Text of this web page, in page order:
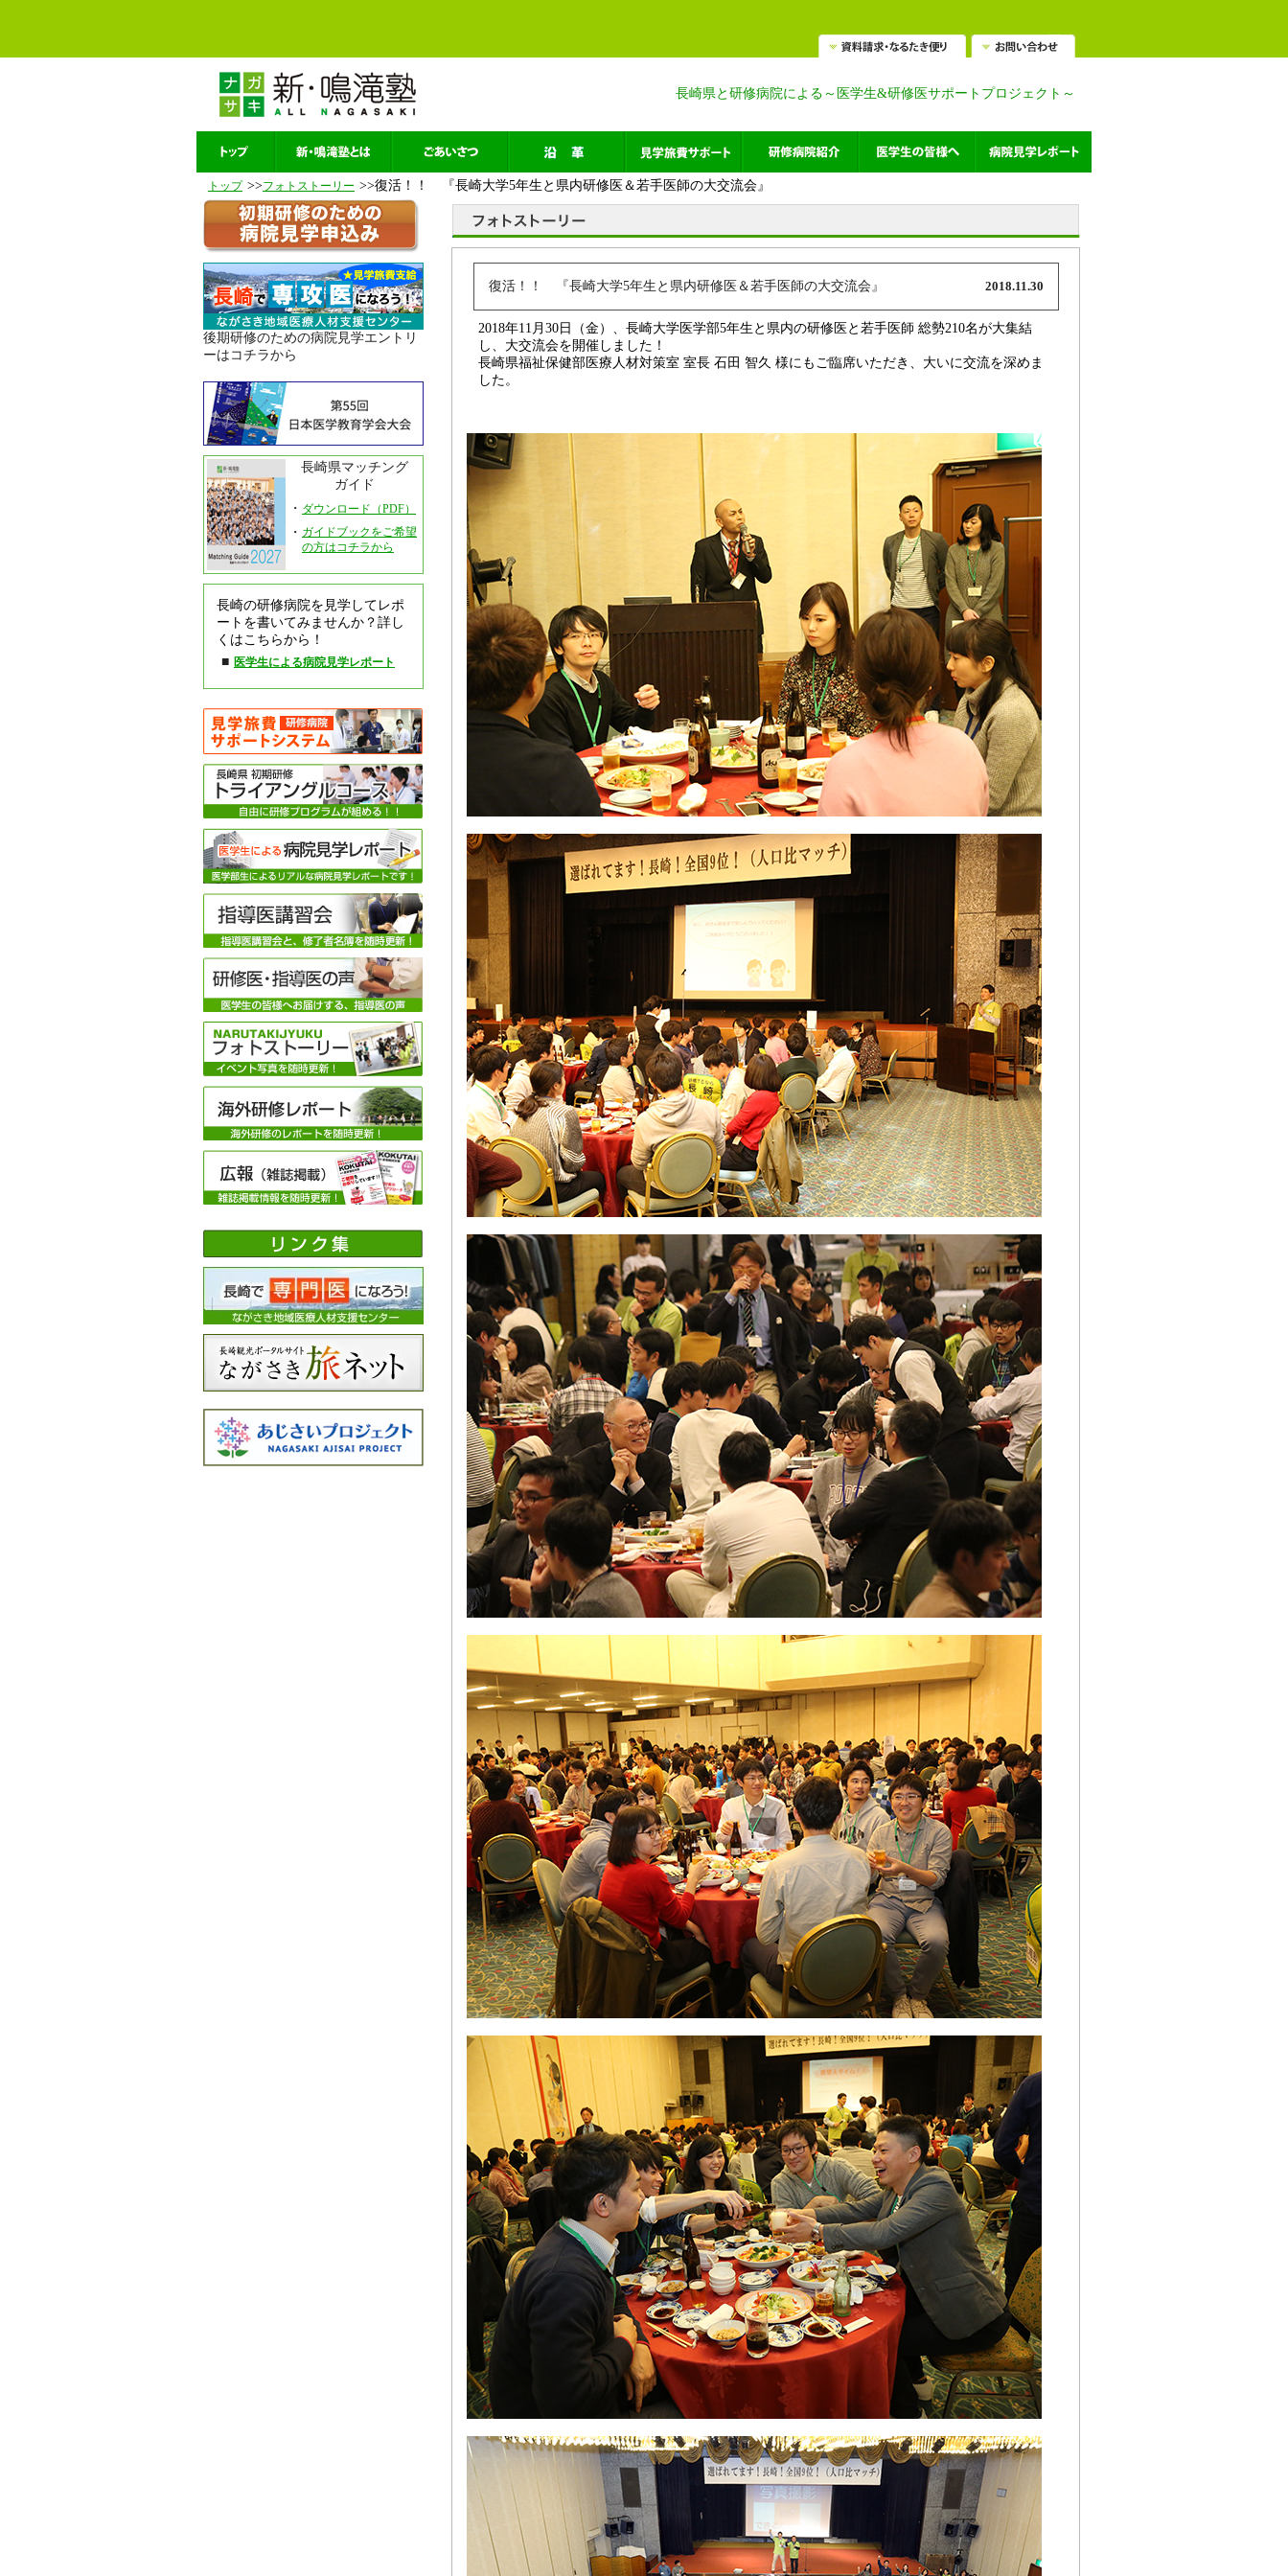
長崎県と研修病院による～医学生&研修医サポートプロジェクト～
トップ >>フォトストーリー >>復活！！ 『長崎大学5年生と県内研修医＆若手医師の大交流会』
後期研修のための病院見学エントリ
ーはコチラから
長崎県マッチング
ガイド
・ ダウンロード（PDF）
・ ガイドブックをご希望
の方はコチラから
長崎の研修病院を見学してレポ
ートを書いてみませんか？詳し
くはこちらから！
■ 医学生による病院見学レポート
復活！！ 『長崎大学5年生と県内研修医＆若手医師の大交流会』 2018.11.30
2018年11月30日（金）、長崎大学医学部5年生と県内の研修医と若手医師 総勢210名が大集結
し、大交流会を開催しました！
長崎県福祉保健部医療人材対策室 室長 石田 智久 様にもご臨席いただき、大いに交流を深めま
した。